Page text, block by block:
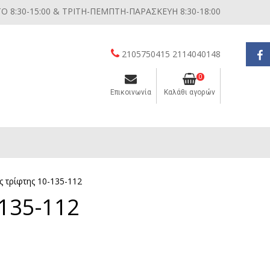
8:30-15:00 & ΤΡΙΤΗ-ΠΕΜΠΤΗ-ΠΑΡΑΣΚΕΥΗ 8:30-18:00
2105750415 2114040148
Επικοινωνία
0
Καλάθι αγορών
τρίφτης 10-135-112
112